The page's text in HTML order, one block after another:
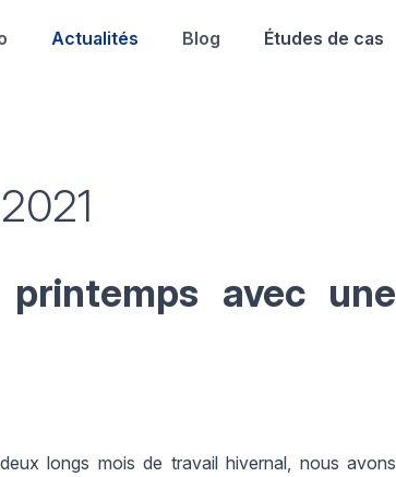
Actualités Blog Études de cas
avec une
longs mois de travail hivernal, nous avons